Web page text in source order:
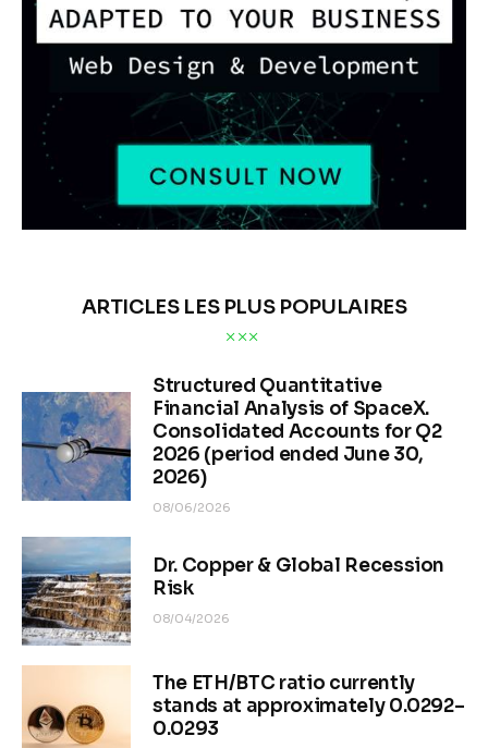
ARTICLES LES PLUS POPULAIRES
Structured Quantitative
Financial Analysis of SpaceX.
Consolidated Accounts for Q2
2026 (period ended June 30,
2026)
08/06/2026
Dr. Copper & Global Recession
Risk
08/04/2026
The ETH/BTC ratio currently
stands at approximately 0.0292–
0.0293